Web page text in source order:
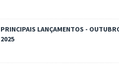
PRINCIPAIS LANÇAMENTOS -
2025